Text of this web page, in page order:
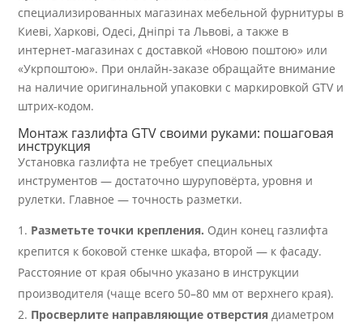
специализированных магазинах мебельной фурнитуры в
Киеві, Харкові, Одесі, Дніпрі та Львові, а также в
интернет-магазинах с доставкой «Новою поштою» или
«Укрпоштою». При онлайн-заказе обращайте внимание
на наличие оригинальной упаковки с маркировкой GTV и
штрих-кодом.
Монтаж газлифта GTV своими руками: пошаговая
инструкция
Установка газлифта не требует специальных
инструментов — достаточно шуруповёрта, уровня и
рулетки. Главное — точность разметки.
Разметьте точки крепления. Один конец газлифта
крепится к боковой стенке шкафа, второй — к фасаду.
Расстояние от края обычно указано в инструкции
производителя (чаще всего 50–80 мм от верхнего края).
Просверлите направляющие отверстия диаметром